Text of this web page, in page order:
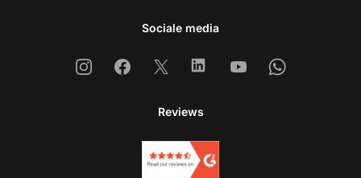
Sociale media
InstagramFacebook
X LinkedinYoutubeWhatsapp
Reviews